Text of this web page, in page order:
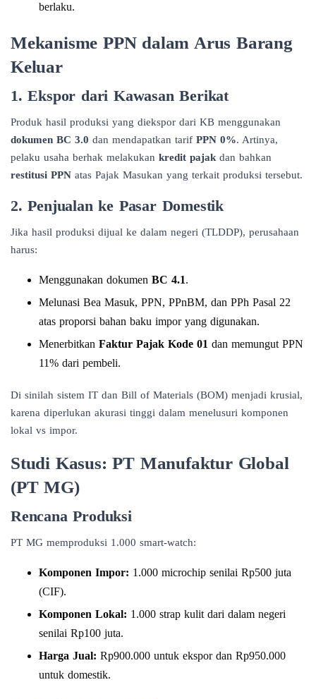
berlaku.
Mekanisme PPN dalam Arus Barang
Keluar
1. Ekspor dari Kawasan Berikat
Produk hasil produksi yang diekspor dari KB menggunakan
dokumen BC 3.0 dan mendapatkan tarif PPN 0%. Artinya,
pelaku usaha berhak melakukan kredit pajak dan bahkan
restitusi PPN atas Pajak Masukan yang terkait produksi tersebut.
2. Penjualan ke Pasar Domestik
Jika hasil produksi dijual ke dalam negeri (TLDDP), perusahaan
harus:
Menggunakan dokumen BC 4.1.
Melunasi Bea Masuk, PPN, PPnBM, dan PPh Pasal 22
atas proporsi bahan baku impor yang digunakan.
Menerbitkan Faktur Pajak Kode 01 dan memungut PPN
11% dari pembeli.
Di sinilah sistem IT dan Bill of Materials (BOM) menjadi krusial,
karena diperlukan akurasi tinggi dalam menelusuri komponen
lokal vs impor.
Studi Kasus: PT Manufaktur Global
(PT MG)
Rencana Produksi
PT MG memproduksi 1.000 smart-watch:
Komponen Impor: 1.000 microchip senilai Rp500 juta
(CIF).
Komponen Lokal: 1.000 strap kulit dari dalam negeri
senilai Rp100 juta.
Harga Jual: Rp900.000 untuk ekspor dan Rp950.000
untuk domestik.